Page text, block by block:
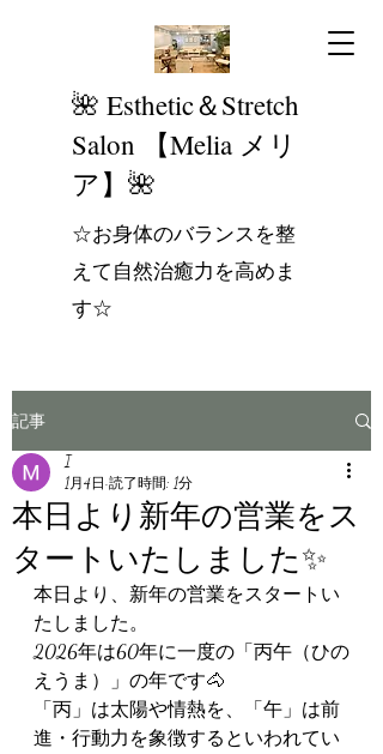
​🌺 Esthetic＆Stretch
Salon 【Melia メリ
ア】🌺
☆お身体のバランスを整
えて自然治癒力を高めま
す☆
記事
本日より新年の営業をス
タートいたしました✨
I
1月4日 読了時間: 1分
本日より、新年の営業をスタートい
たしました。
2026年は60年に一度の「丙午（ひの
えうま）」の年です🐴
「丙」は太陽や情熱を、「午」は前
進・行動力を象徴するといわれてい